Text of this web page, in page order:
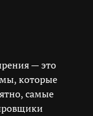
— это
которые
самые